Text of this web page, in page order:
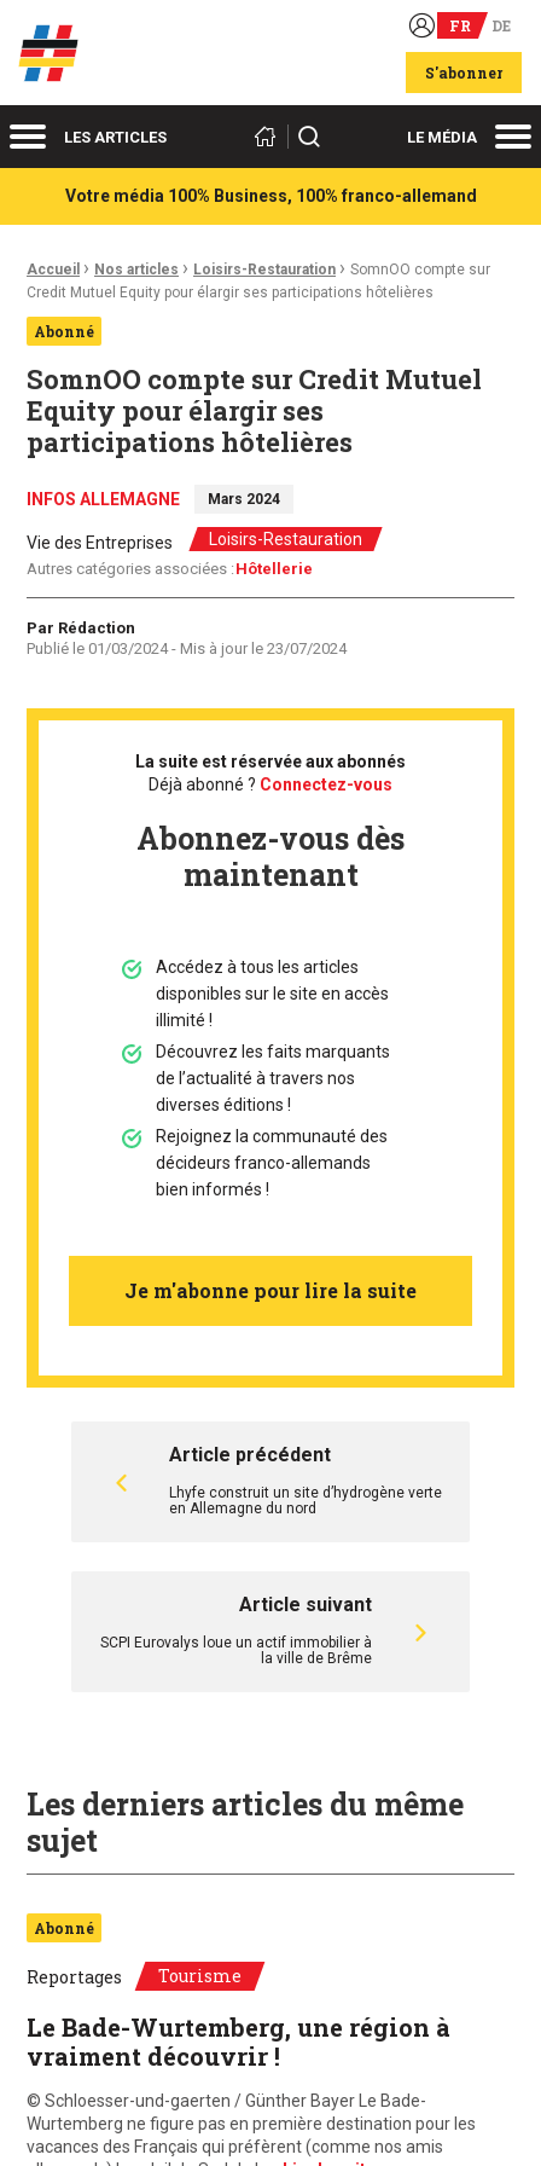
Acteurs du franco-allemand FR DE
S'abonner
MenuLES ARTICLES Rechercher LE MÉDIA
Votre média 100% Business, 100% franco-allemand
Fil d'Ariane :
Accueil › Nos articles › Loisirs-Restauration › SomnOO compte sur
Credit Mutuel Equity pour élargir ses participations hôtelières
Abonné
SomnOO compte sur Credit Mutuel
Equity pour élargir ses
participations hôtelières
INFOS ALLEMAGNE Mars 2024
Vie des Entreprises Loisirs-Restauration
Autres catégories associées : Hôtellerie
Auteur
Par Rédaction
Publié le 01/03/2024- Mis à jour le 23/07/2024
La suite est réservée aux abonnés
Déjà abonné ? Connectez-vous
Abonnez-vous dès
maintenant
Accédez à tous les articles
disponibles sur le site en accès
illimité !
Découvrez les faits marquants
de l’actualité à travers nos
diverses éditions !
Rejoignez la communauté des
décideurs franco-allemands
bien informés !
Je m'abonne pour lire la suite
Article précédent
Lhyfe construit un site d’hydrogène verte
en Allemagne du nord
Article suivant
SCPI Eurovalys loue un actif immobilier à
la ville de Brême
Les derniers articles du même
sujet
Abonné
Reportages Tourisme
Le Bade-Wurtemberg, une région à
vraiment découvrir !
© Schloesser-und-gaerten / Günther Bayer Le Bade-
Wurtemberg ne figure pas en première destination pour les
vacances des Français qui préfèrent (comme nos amis